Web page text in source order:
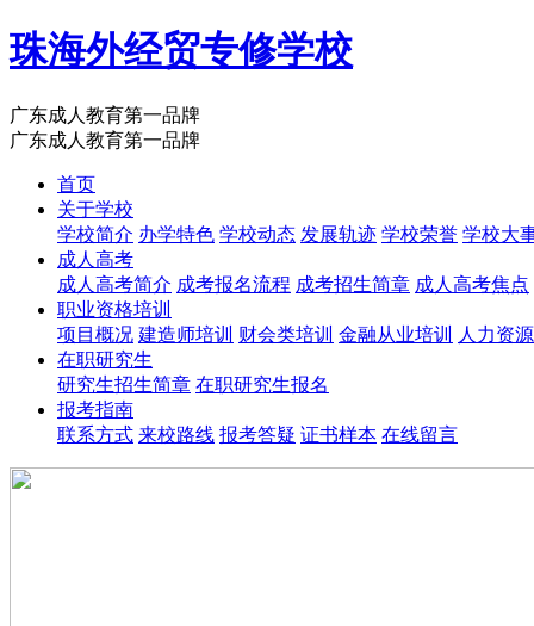
珠海外经贸专修学校
广东成人教育第一品牌
广东成人教育第一品牌
首页
关于学校
学校简介 办学特色 学校动态 发展轨迹 学校荣誉 学校大
成人高考
成人高考简介 成考报名流程 成考招生简章 成人高考焦点
职业资格培训
项目概况 建造师培训 财会类培训 金融从业培训
人力资
在职研究生
研究生招生简章 在职研究生报名
报考指南
联系方式 来校路线 报考答疑 证书样本 在线留言